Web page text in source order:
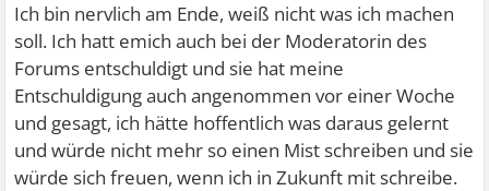
Ich bin nervlich am Ende, weiß nicht was ich machen
soll. Ich hatt emich auch bei der Moderatorin des
Forums entschuldigt und sie hat meine
Entschuldigung auch angenommen vor einer Woche
und gesagt, ich hätte hoffentlich was daraus gelernt
und würde nicht mehr so einen Mist schreiben und sie
würde sich freuen, wenn ich in Zukunft mit schreibe.